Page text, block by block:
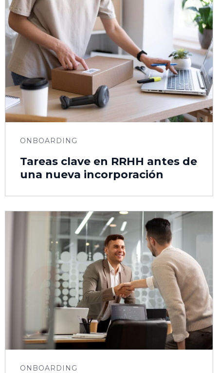
ONBOARDING
Tareas clave en RRHH antes de
una nueva incorporación
ONBOARDING